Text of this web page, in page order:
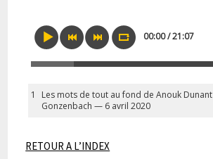
00:00 / 21:07
1
Les mots de tout au fond de Anouk Dunant
Gonzenbach — 6 avril 2020
RETOUR A L’INDEX